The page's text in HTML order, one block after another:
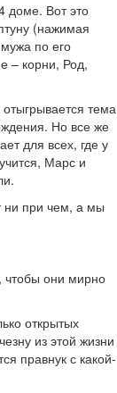
доме. Вот это
(нажимая
по его
– корни, Род,
тема
Но все же
для всех, где у
Марс и
ни при чем, а мы
чтобы они мирно
открытых
из этой жизни
правнук с какой-